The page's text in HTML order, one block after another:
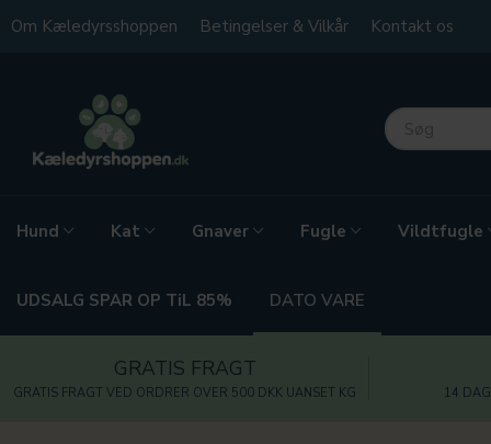
Om Kæledyrsshoppen Betingelser & Vilkår Kontakt os
Hund Kat Gnaver Fugle Vildtfugle
UDSALG SPAR OP TiL 85% DATO VARE
GRATIS FRAGT
GRATIS FRAGT VED ORDRER OVER 500 DKK UANSET KG 14